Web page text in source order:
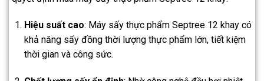
Hiệu suất cao: Máy sấy thực phẩm Septree 12 khay có
khả năng sấy đồng thời lượng thực phẩm lớn, tiết kiệm
thời gian và công sức.